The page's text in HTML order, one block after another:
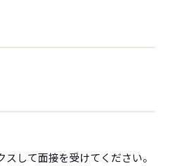
して面接を受けてください。